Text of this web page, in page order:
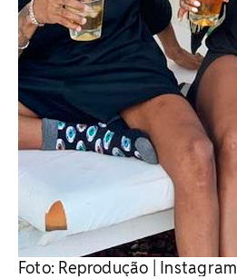
Foto: Reprodução | Instagram